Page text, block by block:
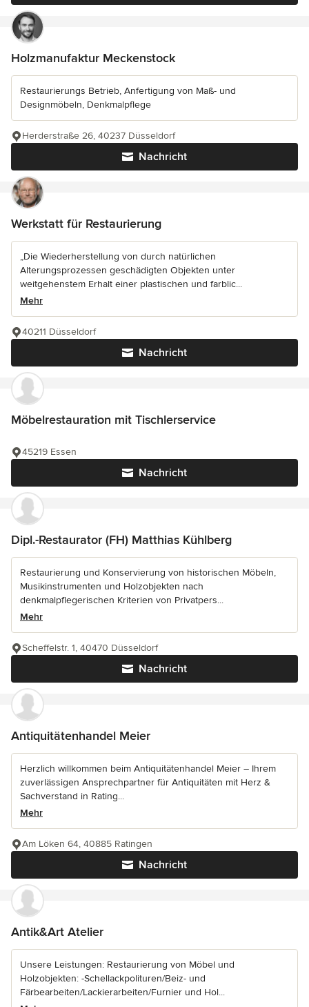
Holzmanufaktur Meckenstock
Restaurierungs Betrieb, Anfertigung von Maß- und
Designmöbeln, Denkmalpflege
Nachricht
Herderstraße 26, 40237 Düsseldorf
Werkstatt für Restaurierung
„Die Wiederherstellung von durch natürlichen
Alterungsprozessen geschädigten Objekten unter
weitgehenstem Erhalt einer plastischen und farblic...
Mehr
Nachricht
40211 Düsseldorf
Möbelrestauration mit Tischlerservice
Nachricht
45219 Essen
Dipl.-Restaurator (FH) Matthias Kühlberg
Restaurierung und Konservierung von historischen Möbeln,
Musikinstrumenten und Holzobjekten nach
denkmalpflegerischen Kriterien von Privatpers...
Mehr
Nachricht
Scheffelstr. 1, 40470 Düsseldorf
Antiquitätenhandel Meier
Herzlich willkommen beim Antiquitätenhandel Meier – Ihrem
zuverlässigen Ansprechpartner für Antiquitäten mit Herz &
Sachverstand in Rating...
Mehr
Nachricht
Am Löken 64, 40885 Ratingen
Antik&Art Atelier
Unsere Leistungen: Restaurierung von Möbel und
Holzobjekten: -Schellackpolituren/Beiz- und
Färbearbeiten/Lackierarbeiten/Furnier und Hol...